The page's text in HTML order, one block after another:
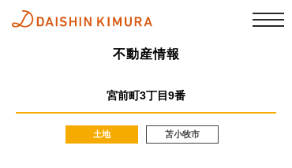
不動産情報
宮前町3丁目9番
土地 苫小牧市